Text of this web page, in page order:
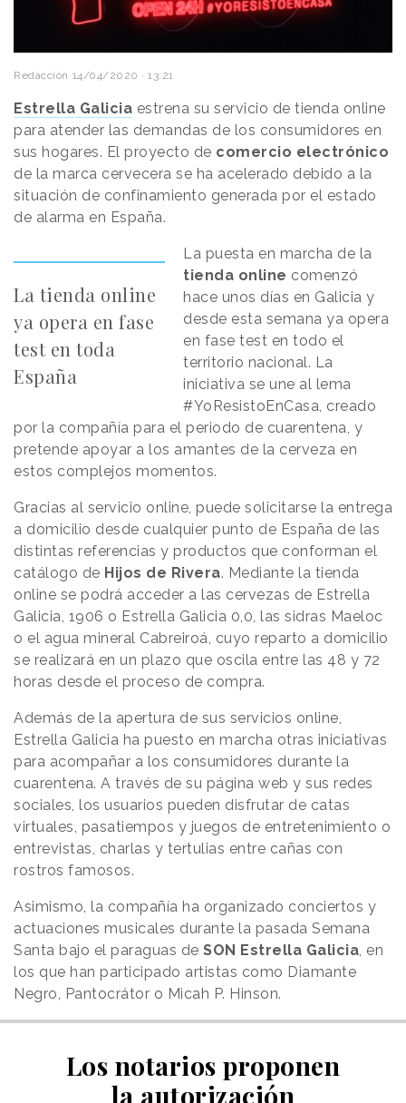
Redacción 14/04/2020 · 13:21
Estrella Galicia estrena su servicio de tienda online
para atender las demandas de los consumidores en
sus hogares. El proyecto de comercio electrónico
de la marca cervecera se ha acelerado debido a la
situación de confinamiento generada por el estado
de alarma en España.
La tienda online
ya opera en fase
test en toda
España
La puesta en marcha de la
tienda online comenzó
hace unos días en Galicia y
desde esta semana ya opera
en fase test en todo el
territorio nacional. La
iniciativa se une al lema
#YoResistoEnCasa, creado
por la compañía para el periodo de cuarentena, y
pretende apoyar a los amantes de la cerveza en
estos complejos momentos.
Gracias al servicio online, puede solicitarse la entrega
a domicilio desde cualquier punto de España de las
distintas referencias y productos que conforman el
catálogo de Hijos de Rivera. Mediante la tienda
online se podrá acceder a las cervezas de Estrella
Galicia, 1906 o Estrella Galicia 0,0, las sidras Maeloc
o el agua mineral Cabreiroá, cuyo reparto a domicilio
se realizará en un plazo que oscila entre las 48 y 72
horas desde el proceso de compra.
Además de la apertura de sus servicios online,
Estrella Galicia ha puesto en marcha otras iniciativas
para acompañar a los consumidores durante la
cuarentena. A través de su página web y sus redes
sociales, los usuarios pueden disfrutar de catas
virtuales, pasatiempos y juegos de entretenimiento o
entrevistas, charlas y tertulias entre cañas con
rostros famosos.
Asimismo, la compañía ha organizado conciertos y
actuaciones musicales durante la pasada Semana
Santa bajo el paraguas de SON Estrella Galicia, en
los que han participado artistas como Diamante
Negro, Pantocrátor o Micah P. Hinson.
Los notarios proponen
la autorización